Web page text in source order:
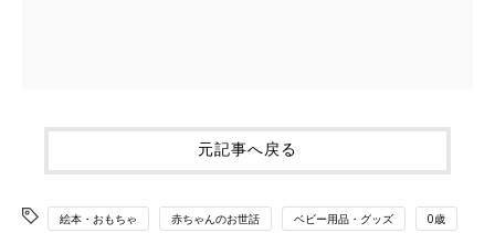
元記事へ戻る
絵本・おもちゃ 赤ちゃんのお世話 ベビー用品・グッズ 0歳